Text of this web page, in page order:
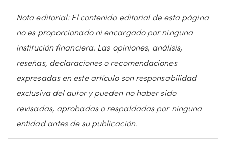
Nota editorial: El contenido editorial de esta página
no es proporcionado ni encargado por ninguna
institución financiera. Las opiniones, análisis,
reseñas, declaraciones o recomendaciones
expresadas en este artículo son responsabilidad
exclusiva del autor y pueden no haber sido
revisadas, aprobadas o respaldadas por ninguna
entidad antes de su publicación.